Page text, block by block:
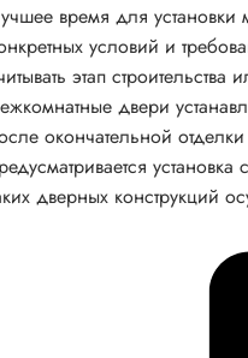
время для установки
условий и
этап
двери
окончательной
дверных конструкций